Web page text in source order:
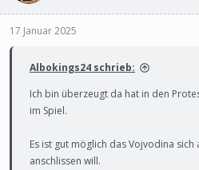
17 Januar 2025
Albokings24 schrieb:
Ich bin überzeugt da hat in den
im Spiel.
Es ist gut möglich das Vojvodina
anschlissen will.